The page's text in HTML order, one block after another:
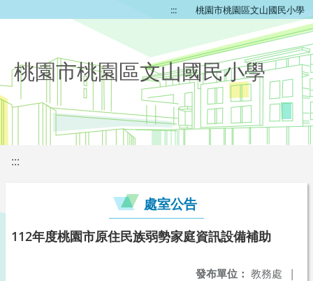
::: 桃園市桃園區文山國民小學
桃園市桃園區文山國民小學
:::
處室公告
112年度桃園市原住民族弱勢家庭資訊設備補助
發布單位： 教務處 |